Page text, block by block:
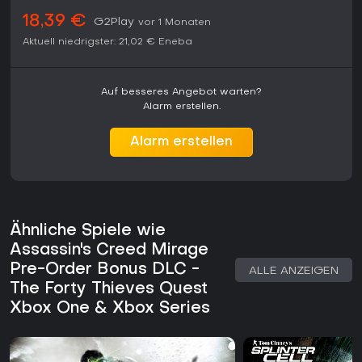
besonders für alle, die auf Xbox-Konsolen eine
abgeschlossene, storygetriebene Kampagne mit präzisen
Steuerungselementen und starker Umweltinteraktion
18,39 € G2Play vor 1 Monaten
Aktuell niedrigster: 21,02 € Eneba
Auf besseres Angebot warten?
Alarm erstellen.
Alarm erstellen
Ähnliche Spiele wie
Assassin's Creed Mirage
Pre-Order Bonus DLC -
The Forty Thieves Quest
Xbox One & Xbox Series
ALLE ANZEIGEN